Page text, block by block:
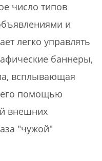
число типов
и
легко управлять
баннеры,
всплывающая
его помощью
внешних
"чужой"